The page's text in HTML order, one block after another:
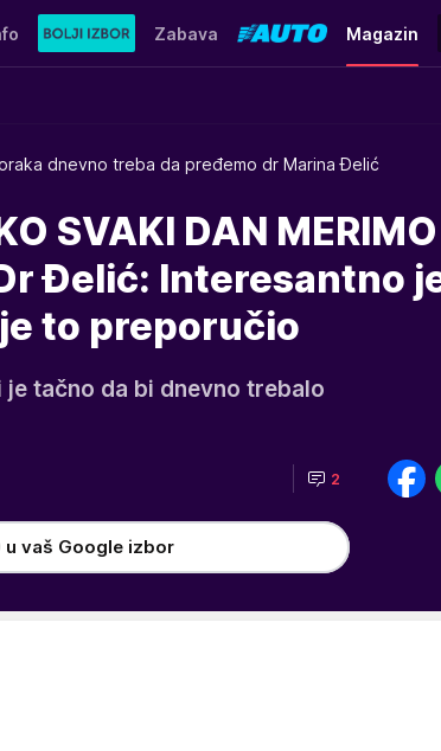
Zabava Magazin
dnevno treba da pređemo dr Marina Đelić
SVAKI DAN MERIMO
Đelić: Interesantno
to preporučio
tačno da bi dnevno trebalo
2
u vaš Google izbor